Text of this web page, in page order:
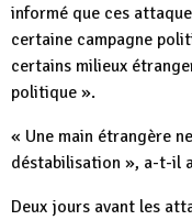
informé que ces
certaine campagne
certains milieux
politique ».
« Une main étrangère
déstabilisation », a-t-il
Deux jours avant les